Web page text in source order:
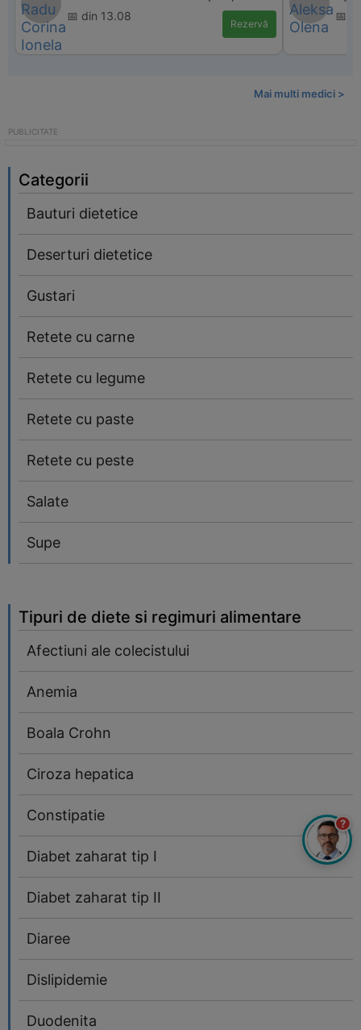
📅 din 13.08
Rezervă
📅
Mai multi medici >
Categorii
Bauturi dietetice
Deserturi dietetice
Gustari
Retete cu carne
Retete cu legume
Retete cu paste
Retete cu peste
Salate
Supe
Tipuri de diete si regimuri alimentare
Afectiuni ale colecistului
Anemia
Boala Crohn
Ciroza hepatica
Constipatie
Diabet zaharat tip I
Diabet zaharat tip II
Diaree
Dislipidemie
Duodenita
?